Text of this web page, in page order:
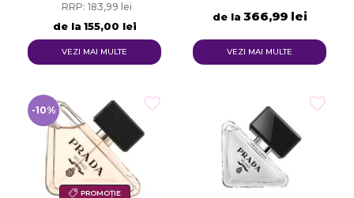
de la
RRP: 183,99 lei
155,00 lei
VEZI MAI MULTE
de la 366,99 lei
VEZI MAI MULTE
PROMOȚIE
-10%